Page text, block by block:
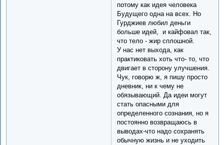
потому как идея человека
Будущего одна на всех. Но
Гурджиев любил деньги
больше идей, и кайфовал так,
что тело - жир сплошной.
У нас нет выхода, как
практиковать хоть что- то, что
двигает в сторону улучшения.
Чук, говорю ж, я пишу просто
дневник, ни к чему не
обязывающий. Да идеи могут
стать опасными для
определенного сознания, но я
постоянно возвращаюсь в
выводах-что надо сохранять
обычную жизнь и не уходить